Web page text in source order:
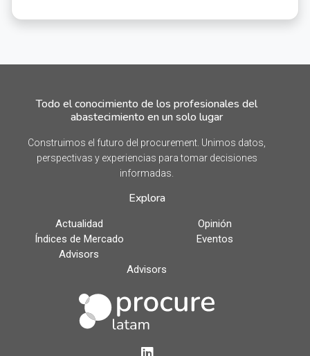
Todo el conocimiento de los profesionales del
abastecimiento en un solo lugar
Construimos el futuro del procurement. Unimos datos,
perspectivas y experiencias para tomar decisiones
informadas.
Explora
Actualidad
Opinión
Índices de Mercado
Eventos
Advisors
Advisors
LinkedIn